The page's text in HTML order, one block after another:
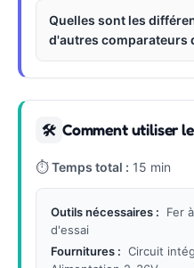
Quelles sont les
d'autres comparateurs
🛠 Comment utiliser
⏱Temps total : 15 min
Outils nécessaires :
Fer
d'essai
Fournitures : Circuit